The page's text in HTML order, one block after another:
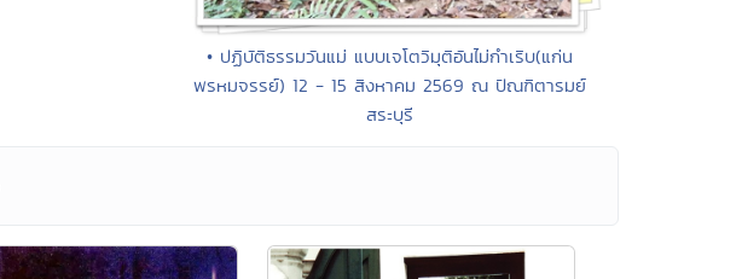
• ปฏิบัติธรรมวันแม่ แบบเจโตวิมุติอันไม่กำเริบ(แก่น
พรหมจรรย์) 12 - 15 สิงหาคม 2569 ณ ปัณฑิตารมย์
สระบุรี